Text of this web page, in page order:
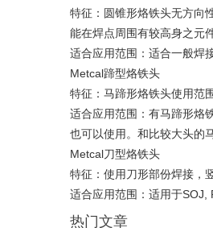
特征：圆锥形烙铁头无方向
能在焊点周围有较高身之元
适合应用范围：适合一般焊
Metcal蹄型烙铁头
特征：马蹄形烙铁头使用范
适合应用范围：有马蹄形烙
也可以使用。和比较大头的
Metcal刀型烙铁头
特征：使用刀形部份焊接，
适合应用范围：适用于SOJ,
热门文章